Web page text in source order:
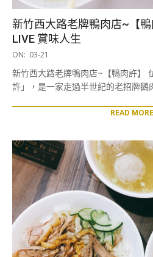
新竹西大路老牌鴨肉店~【鴨
LIVE 賞味人生
2019-
21
ON: 03-21
新竹西大路老牌鴨肉店~【鴨肉許】
許」，是一家走過半世紀的老招牌鵝
READ